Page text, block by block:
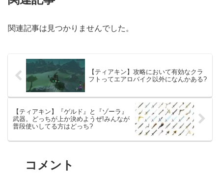
関連記事は見つかりませんでした。
【ティアキン】攻略において有効なクラ
フトってエアロバイク以外になんかある?
【ティアキン】『ゲルド』と『ゾーラ』
武器。どっちが上か決めようぜ!みんなが
普段使いしてる方はどっち?
コメント